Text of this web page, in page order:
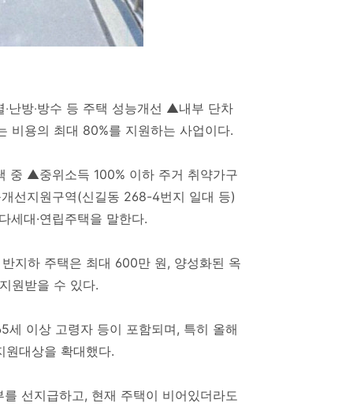
난방‧방수 등 주택 성능개선 ▲내부 단차
비용의 최대 80%를 지원하는 사업이다.
중 ▲중위소득 100% 이하 주거 취약가구
선지원구역(신길동 268-4번지 일대 등)
세대·연립주택을 말한다.
지하 주택은 최대 600만 원, 양성화된 옥
원받을 수 있다.
세 이상 고령자 등이 포함되며, 특히 올해
원대상을 확대했다.
선지급하고, 현재 주택이 비어있더라도